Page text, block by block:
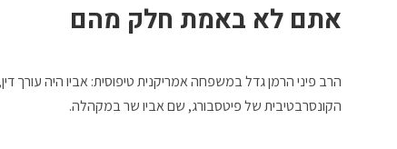
אתם לא באמת חלק מהם
הרב פיני הרמן גדל במשפחה אמריקנית טיפוסית: אביו היה עורך
הקונסרבטיבית של פיטסבורג, שם אביו שר במקהלה.